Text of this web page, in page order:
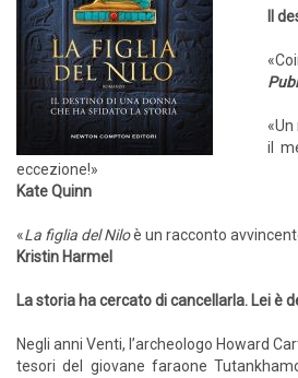
Il
il
eccezione!»
Kate Quinn
«La figlia del Niloè un racconto
Kristin Harmel
La storia ha cercato di cancellarla. Lei è
Negli anni Venti, l’archeologo Howard
tesori del giovane faraone